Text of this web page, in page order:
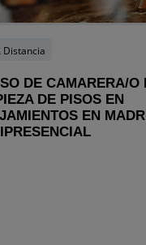
Distancia
DE CAMARERA/O
DE PISOS EN
EN